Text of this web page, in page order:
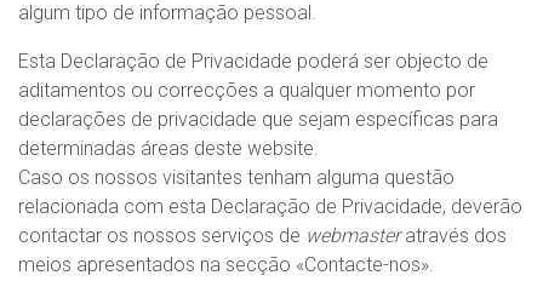
algum tipo de informação pessoal.
Esta Declaração de Privacidade poderá ser objecto de
aditamentos ou correcções a qualquer momento por
declarações de privacidade que sejam específicas para
determinadas áreas deste website.
Caso os nossos visitantes tenham alguma questão
relacionada com esta Declaração de Privacidade, deverão
contactar os nossos serviços de webmasteratravés dos
meios apresentados na secção «Contacte-nos».